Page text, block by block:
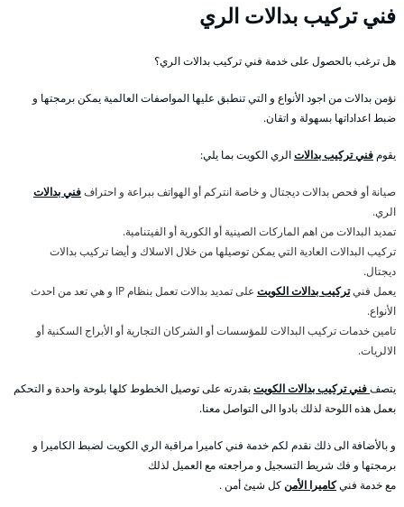
فني تركيب بدالات الري
هل ترغب بالحصول على خدمة فني تركيب بدالات الري؟
نؤمن بدالات من اجود الأنواع و التي تنطبق عليها المواصفات العالمية يمكن برمجتها و
ضبط اعداداتها بسهولة و اتقان.
يقوم فني تركيب بدالاتالري الكويت بما يلي:
صيانة أو فحص بدالات ديجتال و خاصة انتركم أو الهواتف ببراعة و احتراففني بدالات
الري.
تمديد البدالات من اهم الماركات الصينية أو الكورية أو الفيتنامية.
تركيب البدالات العادية التي يمكن توصيلها من خلال الاسلاك و أيضا تركيب بدالات
ديجتال.
يعمل فنيتركيب بدالات الكويت
على تمديد بدالات تعمل بنظام IP و هي تعد من احدث
الأنواع.
تامين خدمات تركيب البدالات للمؤسسات أو الشركان التجارية أو الأبراج السكنية أو
الالريات.
يتصففني تركيب بدالات الكويتبقدرته على توصيل الخطوط كلها بلوحة واحدة و التحكم
بعمل هذه اللوحة لذلك بادوا الى التواصل معنا.
و بالأضافة الى ذلك نقدم لكم خدمة فني كاميرا مراقبة الري الكويت لضبط الكاميرا و
برمجتها و فك شريط التسجيل و مراجعته مع العميل لذلك
مع خدمة فنيكاميرا الأمنكل شيئ أمن .